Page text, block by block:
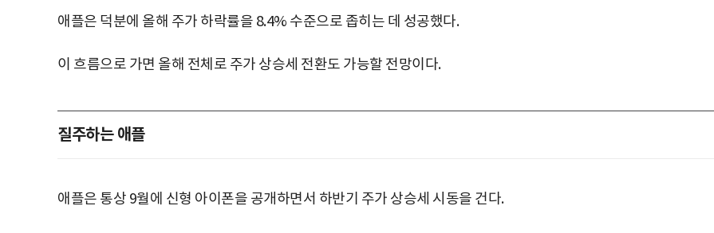
애플은 덕분에 올해 주가 하락률을 8.4% 수준으로 좁히는 데 성공했다.
이 흐름으로 가면 올해 전체로 주가 상승세 전환도 가능할 전망이다.
질주하는 애플
애플은 통상 9월에 신형 아이폰을 공개하면서 하반기 주가 상승세 시동을 건다.